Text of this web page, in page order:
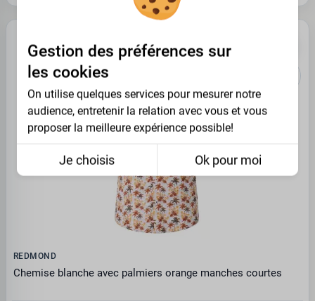
REDMOND
Chemise blanche avec palmiers orange manches courtes
Gestion des préférences sur
les cookies
On utilise quelques services pour mesurer notre
audience, entretenir la relation avec vous et vous
proposer la meilleure expérience possible!
Je choisis Ok pour moi